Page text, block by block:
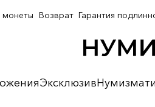
Эксклюзив
монеты Возврат Гарантия